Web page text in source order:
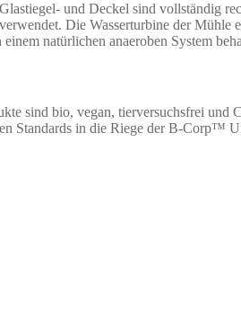
und Deckel sind vollständig
Die Wasserturbine der Mühle
natürlichen anaeroben System
sind bio, vegan, tierversuchsfrei und
Standards in die Riege der B-Corp™